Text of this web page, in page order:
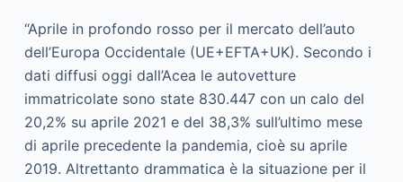
“Aprile in profondo rosso per il mercato dell’auto
dell’Europa Occidentale (UE+EFTA+UK). Secondo i
dati diffusi oggi dall’Acea le autovetture
immatricolate sono state 830.447 con un calo del
20,2% su aprile 2021 e del 38,3% sull’ultimo mese
di aprile precedente la pandemia, cioè su aprile
2019. Altrettanto drammatica è la situazione per il